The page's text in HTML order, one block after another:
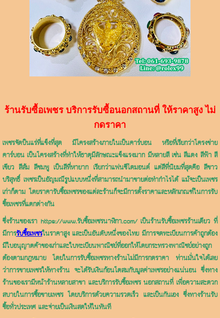
ร้านรับซื้อเพชรบริการรับซื้อนอกสถานที่ ให้ราคาสูง ไม่
กดราคา
เพชรจัดป็นแร่ที่แข็งที่สุด มีโครงสร้างภายในเป็นคาร์บอน หรือที่เรียกว่าโครงข่าย
คาร์บอน เป็นโครงสร้างที่ทำให้ธาตุมีลักษณะแข็งแรงมาก มีหลายสี เช่น สีแดง สีฟ้า สี
เขียว สีส้ม สีชมพู เป็นสีที่หายาก เรียกว่าแฟนซีไดมอนด์ แต่สีที่นิยมที่สุดคือ สีขาว
บริสุทธิ์ เพชรเป็นอัญมณีรูปแบบหนึ่งที่สามารถนำมาขายต่อทำกำไรได้ แม้จะเป็นเพชร
เก่าก็ตาม โดยราคารับซื้อเพชรของแต่ละร้านก็จะมีการตั้งราคาและหลักเกณฑ์ในการรับ
ซื้อเพชรที่แตกต่างกัน
ซึ่งร้านของเรา https://www.รับซื้อเพชรนาฬิกา.com/ เป็นร้านรับซื้อเพชรร้านเดียว ที่
มีการรับซื้อเพชรในราคาสูง และเป็นอันดับหนึ่งของไทย มีการจดทะเบียนการค้าถูกต้อง
มีใบอนุญาตค้าของเก่าและใบทะเบียนพาณิชย์ที่ออกให้โดยกระทรวงพาณิชย์อย่างถูก
ต้องตามกฎหมาย โดยในการรับซื้อเพชรทางร้านไม่มีการกดราคา ท่านมั่นใจได้เลย
ว่าการขายเพชรให้ทางร้าน จะได้รับเงินก้อนโตสมกับมูลค่าเพชรอย่างแน่นอน ซึ่งทาง
ร้านของเรามีหน้าร้านหลายสาขา และบริการรับซื้อเพชร นอกสถานที่ เพื่อความสะดวก
สบายในการซื้อขายเพชร โดยบริการด้วยความรวดเร็ว และเป็นกันเอง ซึ่งทางร้านรับ
ซื้อทั่วประเทศ และจ่ายเป็นเงินสดให้ในทันที